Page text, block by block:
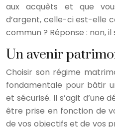
aux acquêts et que
d’argent, celle-ci est-elle
commun ? Réponse : non, il
Un avenir
Choisir son régime
fondamentale pour bâtir
et sécurisé. Il s’agit d’une
être prise en fonction de
de vos objectifs et de vos